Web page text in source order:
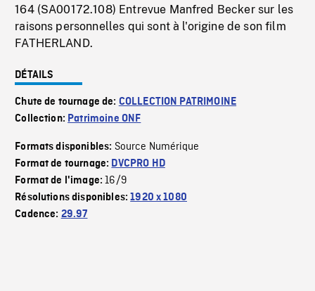
164 (SA00172.108) Entrevue Manfred Becker sur les
raisons personnelles qui sont à l'origine de son film
FATHERLAND.
DÉTAILS
Chute de tournage de: COLLECTION PATRIMOINE
Collection: Patrimoine ONF
Formats disponibles: Source Numérique
Format de tournage: DVCPRO HD
Format de l'image:16/9
Résolutions disponibles:1920 x 1080
Cadence: 29.97